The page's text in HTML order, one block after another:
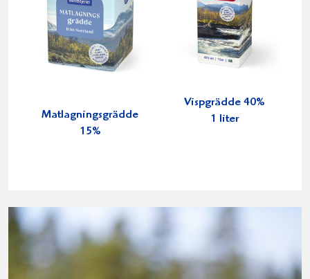
Matlagningsgrädde
15%
Vispgrädde 40%
1 liter